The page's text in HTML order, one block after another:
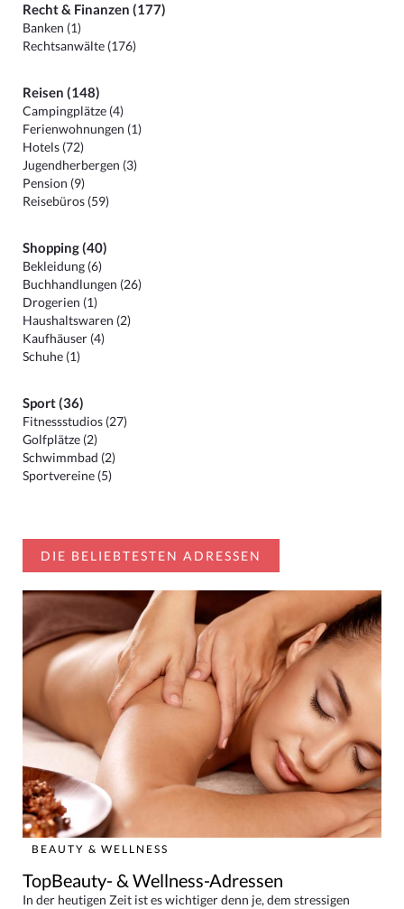
Recht & Finanzen (177)
Banken (1)
Rechtsanwälte (176)
Reisen (148)
Campingplätze (4)
Ferienwohnungen (1)
Hotels (72)
Jugendherbergen (3)
Pension (9)
Reisebüros (59)
Shopping (40)
Bekleidung (6)
Buchhandlungen (26)
Drogerien (1)
Haushaltswaren (2)
Kaufhäuser (4)
Schuhe (1)
Sport (36)
Fitnessstudios (27)
Golfplätze (2)
Schwimmbad (2)
Sportvereine (5)
DIE BELIEBTESTEN ADRESSEN
BEAUTY & WELLNESS
TopBeauty- & Wellness-Adressen
In der heutigen Zeit ist es wichtiger denn je, dem stressigen